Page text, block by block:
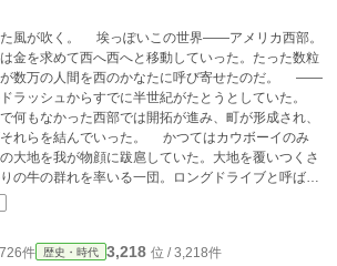
風が吹く。 埃っぽいこの世界――アメリカ西部。
金を求めて西へ西へと移動していった。たった数粒
数万の人間を西のかなたに呼び寄せたのだ。 ――
ラッシュからすでに半世紀がたとうとしていた。
何もなかった西部では開拓が進み、町が形成され、
れらを結んでいった。 かつてはカウボーイのみ
大地を我が物顔に跋扈していた。大地を覆いつくさ
の牛の群れを率いる一団。ロングドライブと呼ばれ
景は西部の象徴でもあった。 二十世紀もそろそろ
代、そういった「西部」的なものはだんだんとなり
つあった。有刺鉄線の普及により、草原は囲い込ま
道の発展は彼らの仕事を奪っていった。 そのよう
件 歴史・時代 3,218 位 / 3,218件